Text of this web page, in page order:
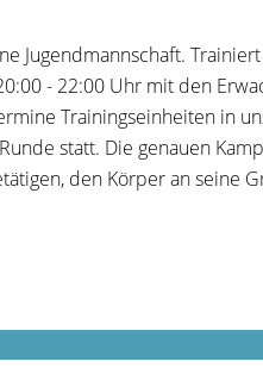
Jugendmannschaft.
- 22:00 Uhr mit den
Trainingseinheiten in
statt. Die genauen
den Körper an seine